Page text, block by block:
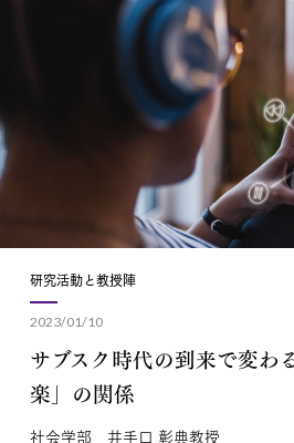
研究活動と教授陣
2023/01/10
サブスク時代の到来で変わ
楽」の関係
社会学部 井手口 彰典教授